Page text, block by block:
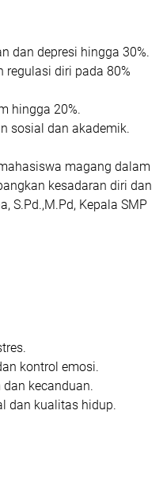
dan depresi hingga 30%.
regulasi diri pada 80%
hingga 20%.
sosial dan akademik.
magang dalam
kesadaran diri dan
S.Pd.,M.Pd, Kepala SMP
kontrol emosi.
kecanduan.
dan kualitas hidup.